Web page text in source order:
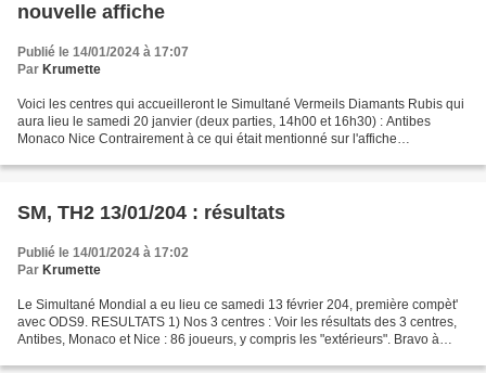
nouvelle affiche
Publié le 14/01/2024 à 17:07
Par Krumette
Voici les centres qui accueilleront le Simultané Vermeils Diamants Rubis qui
aura lieu le samedi 20 janvier (deux parties, 14h00 et 16h30) : Antibes
Monaco Nice Contrairement à ce qui était mentionné sur l'affiche
SM, TH2 13/01/204 : résultats
Publié le 14/01/2024 à 17:02
Par Krumette
Le Simultané Mondial a eu lieu ce samedi 13 février 204, première compèt'
avec ODS9. RESULTATS 1) Nos 3 centres : Voir les résultats des 3 centres,
Antibes, Monaco et Nice : 86 joueurs, y compris les "extérieurs". Bravo à